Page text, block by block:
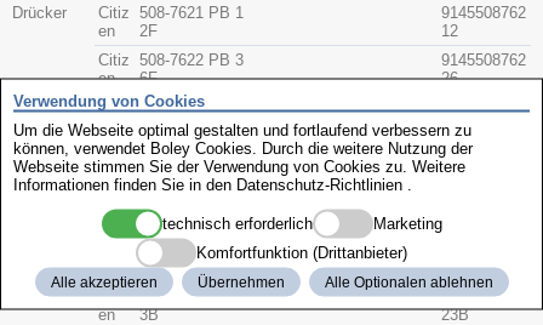
Drücker
Citiz
en
508-7621
2F
PB 1
9145508762
12
Citiz
en
508-7622
6F
PB 3
9145508762
26
Citiz
en
390-0069 SPALTSCHEIBEN FÜR DRÜCK
ER
024726
Band
Citiz
en
59-T0058
7
Metal GRAY
914659T005
87
en
3
en
50-03820
3B
HOUR
03B
Citiz
en
50-03822
3B
A
9144500382
23B
Verwendung von Cookies
Um die Webseite optimal gestalten und fortlaufend verbessern zu
können, verwendet Boley Cookies. Durch die weitere Nutzung der
Webseite stimmen Sie der Verwendung von Cookies zu. Weitere
Informationen finden Sie in den Datenschutz-Richtlinien
technisch erforderlich
Marketing
Komfortfunktion (Drittanbieter)
Alle akzeptieren Übernehmen Alle Optionalen ablehnen